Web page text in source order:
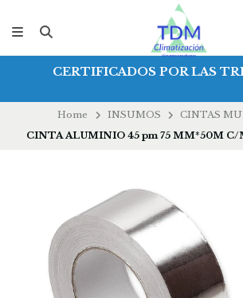
CERTIFICADOS POR LAS
Home INSUMOS
CINTAS
CINTA ALUMINIO 45 pm 75 MM*50M